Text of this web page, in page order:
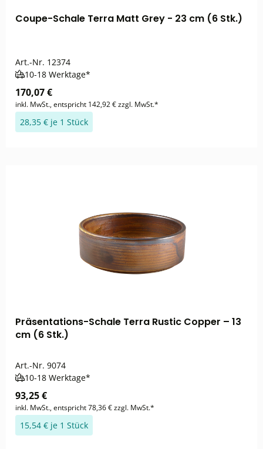
Coupe-Schale Terra Matt Grey - 23 cm (6 Stk.)
Art.-Nr. 12374
10-18 Werktage*
170,07 €
inkl. MwSt., entspricht 142,92 € zzgl. MwSt.*
28,35 € je 1 Stück
Präsentations-Schale Terra Rustic Copper – 13
cm (6 Stk.)
Art.-Nr. 9074
10-18 Werktage*
93,25 €
inkl. MwSt., entspricht 78,36 € zzgl. MwSt.*
15,54 € je 1 Stück